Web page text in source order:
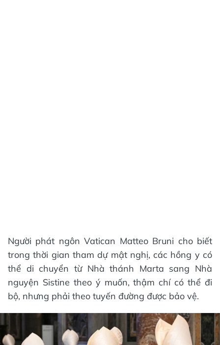
Người phát ngôn Vatican Matteo Bruni cho biết
trong thời gian tham dự mật nghị, các hồng y có
thể di chuyển từ Nhà thánh Marta sang Nhà
nguyện Sistine theo ý muốn, thậm chí có thể đi
bộ, nhưng phải theo tuyến đường được bảo vệ.